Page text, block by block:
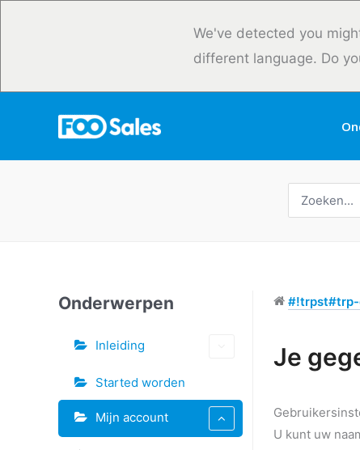
We've detected you
different language. Do
naar:
Onderwerpen
Inleiding
Started worden
Mijn account
Je
U kunt uw
Tags